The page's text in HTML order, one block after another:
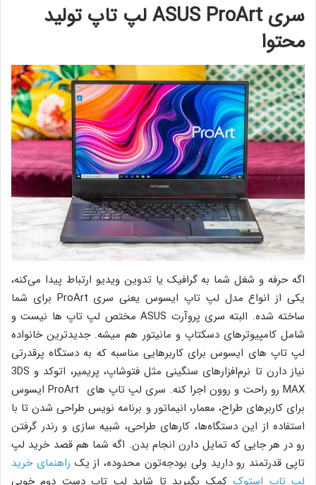
سری ASUS ProArtلپ تاپ تولید
محتوا
اگه حرفه و شغل شما به گرافیک یا تدوین ویدیو ارتباط پیدا می‌کنه،
یکی از انواع مدل لپ تاپ ایسوس یعنی سری ProArt برای شما
ساخته شده. البته سری پروآرت ASUS مختص لپ تاپ ها نیست و
شامل کامپیوترهای دسکتاپ و مانیتور هم میشه. جدیدترین خانواده
لپ تاپ های ایسوس برای کاربرهایی مناسبه که به دستگاه پرقدرتی
نیاز دارن تا نرم‌افزارهای سنگینی مثل فتوشاپ، پریمیر، اتوکد و 3DS
MAX رو راحت و روون اجرا کنه. سری لپ تاپ های ProArt ایسوس
برای کاربرهای طراح، معمار، انیماتور و برنامه نویس طراحی شدن تا با
استفاده از این دستگاه‌ها، کارهای طراحی، شبیه سازی و رندر گرفتن
رو در هر جایی که تمایل دارن انجام بدن. اگه شما هم قصد خرید لپ
تاپی قدرتمند رو دارید ولی بودجه‌تون محدوده، از یک راهنمای خرید